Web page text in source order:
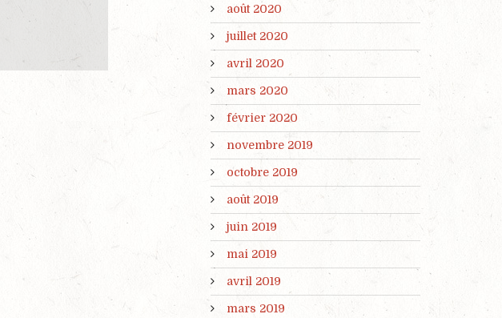
août 2020
juillet 2020
avril 2020
mars 2020
février 2020
novembre 2019
octobre 2019
août 2019
juin 2019
mai 2019
avril 2019
mars 2019